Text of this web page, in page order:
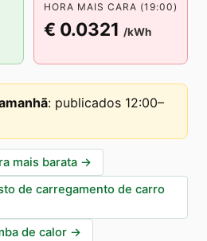
HORA MAIS CARA (19:00)
€ 0.0321 /kWh
: publicados 12:00–
mais barata →
de carregamento de carro
de calor →